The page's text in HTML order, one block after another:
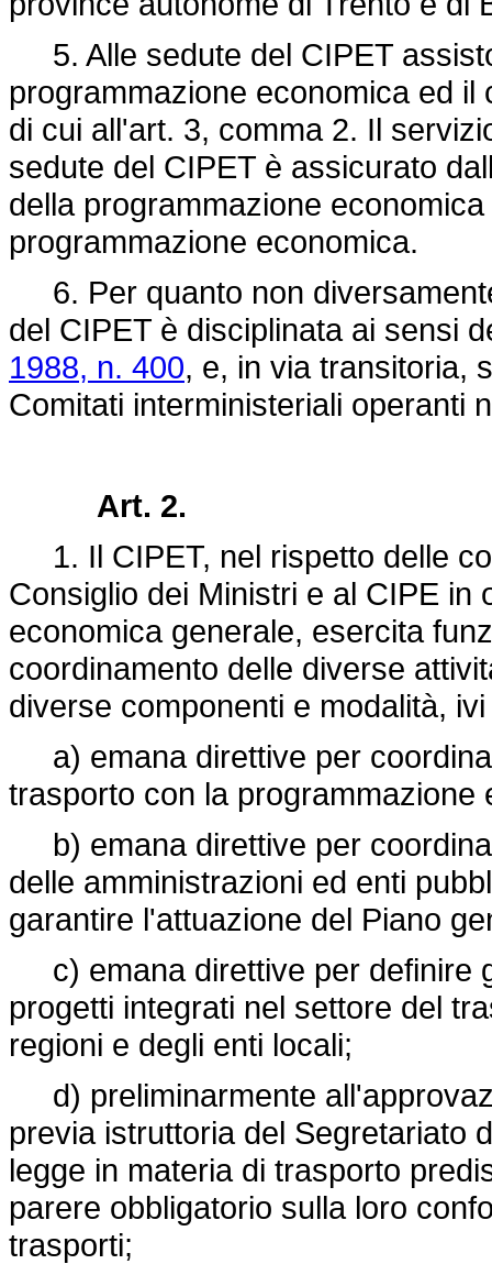
5. Alle sedute del CIPET
programmazione economica ed
di cui all'art. 3, comma 2. Il
sedute del CIPET è assicurato
della programmazione
programmazione economica.
6. Per quanto non
del CIPET è disciplinata ai sensi
1988, n. 400, e, in via transitoria,
Comitati interministeriali operanti
Art. 2.
1. Il CIPET, nel rispetto delle
Consiglio dei Ministri e al CIPE in
economica generale, esercita
coordinamento delle diverse
diverse componenti e modalità,
a) emana direttive per
trasporto con la programmazione
b) emana direttive per
delle amministrazioni ed enti
garantire l'attuazione del Piano
c) emana direttive per definire
progetti integrati nel settore del
regioni e degli enti locali;
d) preliminarmente
previa istruttoria del Segretariato
legge in materia di trasporto
parere obbligatorio sulla loro
trasporti;